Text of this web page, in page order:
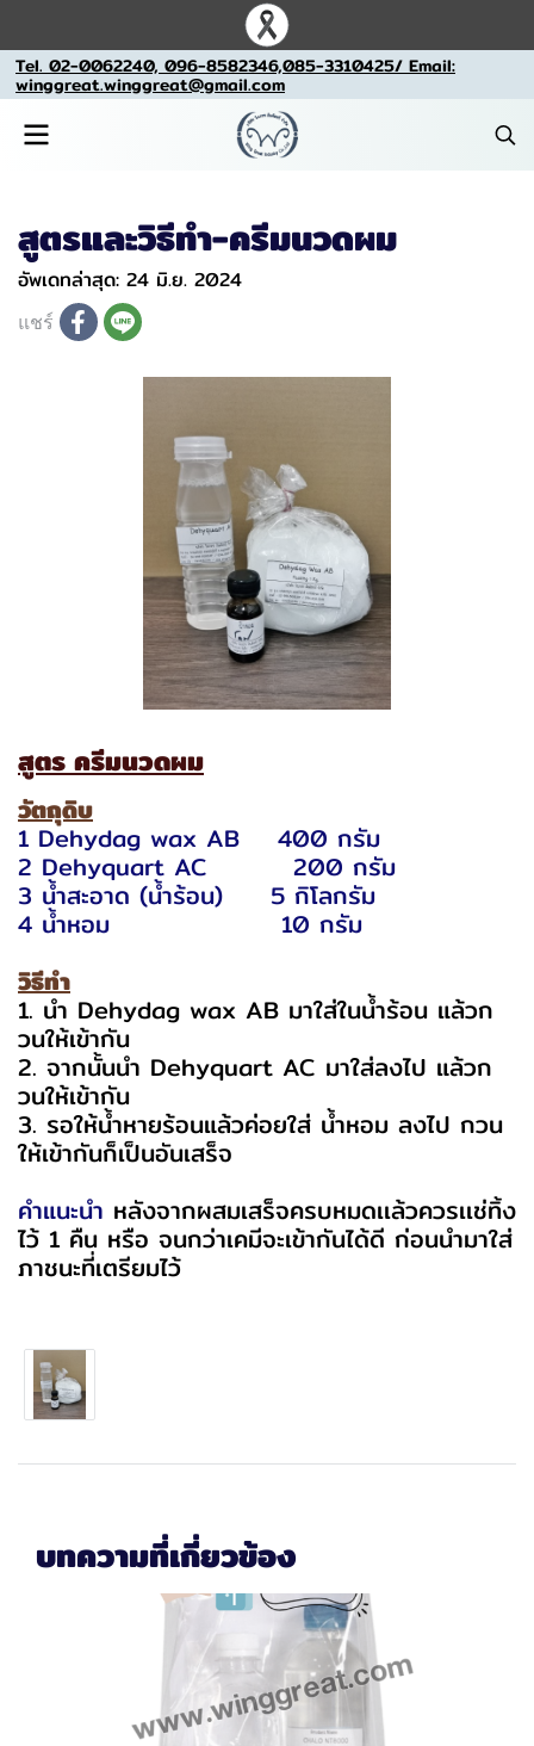
Tel. 02-0062240, 096-8582346,085-3310425/ Email:
winggreat.winggreat@gmail.com
สูตรและวิธีทำ-ครีมนวดผม
อัพเดทล่าสุด: 24 มิ.ย. 2024
แชร์
สูตร ครีมนวดผม
วัตถุดิบ
1 Dehydag wax AB 400 กรัม
2 Dehyquart AC 200 กรัม
3 น้ำสะอาด (น้ำร้อน) 5 กิโลกรัม
4 น้ำหอม 10 กรัม
วิธีทำ
1. นำ Dehydag wax AB มาใส่ในน้ำร้อน แล้วก
วนให้เข้ากัน
2. จากนั้นนำ Dehyquart AC มาใส่ลงไป แล้วก
วนให้เข้ากัน
3. รอให้น้ำหายร้อนแล้วค่อยใส่ น้ำหอม ลงไป กวน
ให้เข้ากันก็เป็นอันเสร็จ
คำแนะนำ หลังจากผสมเสร็จครบหมดเเล้วควรเเช่ทิ้ง
ไว้ 1 คืน หรือ จนกว่าเคมีจะเข้ากันได้ดี ก่อนนำมาใส่
ภาชนะที่เตรียมไว้
บทความที่เกี่ยวข้อง